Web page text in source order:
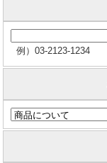
例）03-2123-1234